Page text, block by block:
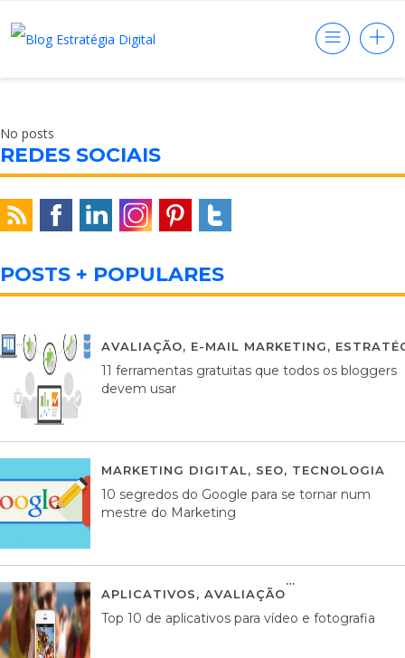
No posts
REDES SOCIAIS
POSTS + POPULARES
AVALIAÇÃO, E-MAIL MARKETING,
11 ferramentas gratuitas que todos os bloggers
devem usar
MARKETING DIGITAL, SEO, TECNOLOGIA
10 segredos do Google para se tornar num
mestre do Marketing
APLICATIVOS, AVALIAÇÃO
Top 10 de aplicativos para vídeo e fotografia